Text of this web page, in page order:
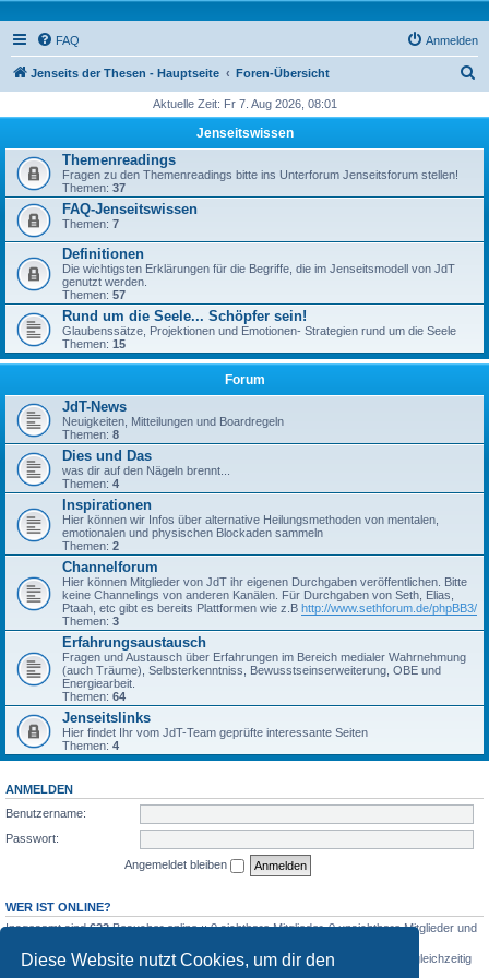
Diese Website nutzt Cookies, um dir den
FAQ Anmelden
Jenseits der Thesen - Hauptseite Foren-Übersicht
h
Aktuelle Zeit: Fr 7. Aug 2026, 08:01
Jenseitswissen
Themenreadings
Fragen zu den Themenreadings bitte ins Unterforum Jenseitsforum stellen!
Themen: 37
FAQ-Jenseitswissen
Themen: 7
Definitionen
Die wichtigsten Erklärungen für die Begriffe, die im Jenseitsmodell von JdT
genutzt werden.
Themen: 57
Rund um die Seele... Schöpfer sein!
Glaubenssätze, Projektionen und Emotionen- Strategien rund um die Seele
Themen: 15
Forum
JdT-News
Neuigkeiten, Mitteilungen und Boardregeln
Themen: 8
Dies und Das
was dir auf den Nägeln brennt...
Themen: 4
Inspirationen
Hier können wir Infos über alternative Heilungsmethoden von mentalen,
emotionalen und physischen Blockaden sammeln
Themen: 2
Channelforum
Hier können Mitglieder von JdT ihr eigenen Durchgaben veröffentlichen. Bitte
keine Channelings von anderen Kanälen. Für Durchgaben von Seth, Elias,
Ptaah, etc gibt es bereits Plattformen wie z.B http://www.sethforum.de/phpBB3/
Themen: 3
Erfahrungsaustausch
Fragen und Austausch über Erfahrungen im Bereich medialer Wahrnehmung
(auch Träume), Selbsterkenntniss, Bewusstseinserweiterung, OBE und
Energiearbeit.
Themen: 64
Jenseitslinks
Hier findet Ihr vom JdT-Team geprüfte interessante Seiten
Themen: 4
ANMELDEN
Benutzername:
Passwort:
Angemeldet bleiben
WER IST ONLINE?
Insgesamt sind622Besucher online :: 0 sichtbare Mitglieder, 0 unsichtbare Mitglieder und
Der Besucherrekord liegt bei2107Besuchern, die am Mo 3. Aug 2026, 06:30 gleichzeitig